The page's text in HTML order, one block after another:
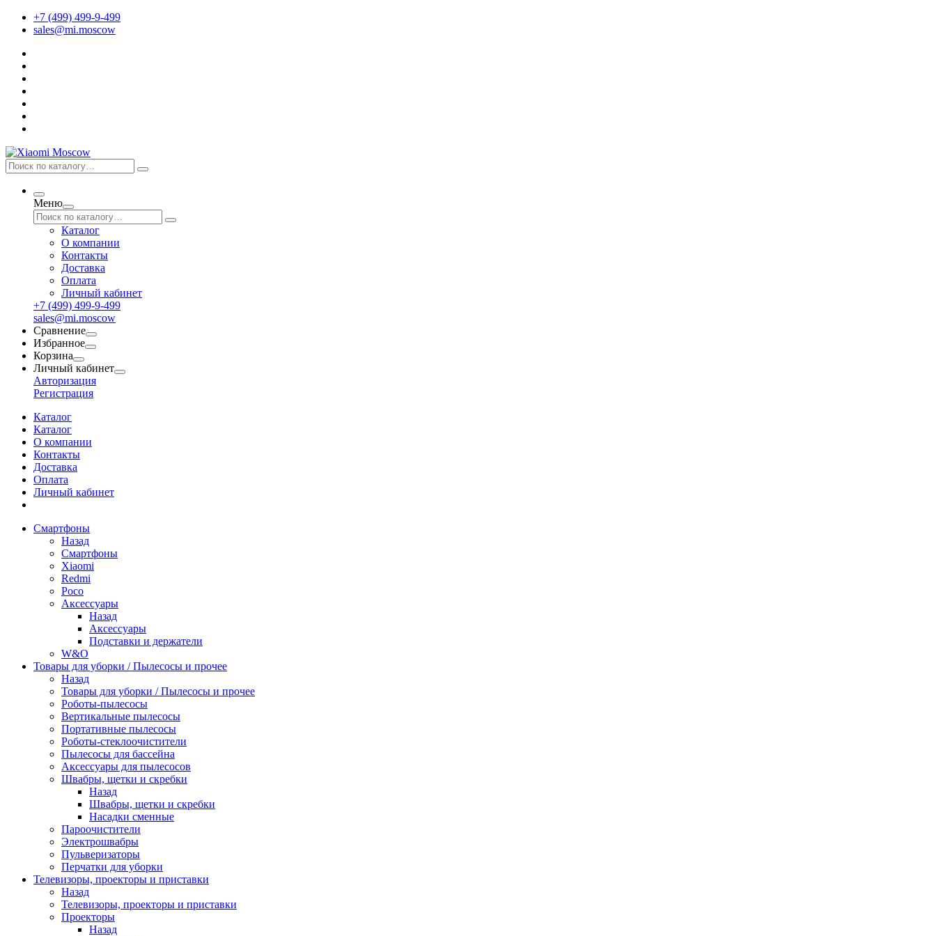
+7 (499) 499-9-499
sales@mi.moscow
Меню
Каталог
О компании
Контакты
Доставка
Оплата
Личный кабинет
+7 (499) 499-9-499
sales@mi.moscow
Сравнение
Избранное
Корзина
Личный кабинет
Авторизация
Регистрация
Каталог
Каталог
О компании
Контакты
Доставка
Оплата
Личный кабинет
Смартфоны
Назад
Смартфоны
Xiaomi
Redmi
Poco
Аксессуары
Назад
Аксессуары
Подставки и держатели
W&O
Товары для уборки / Пылесосы и прочее
Назад
Товары для уборки / Пылесосы и прочее
Роботы-пылесосы
Вертикальные пылесосы
Портативные пылесосы
Роботы-стеклоочистители
Пылесосы для бассейна
Аксессуары для пылесосов
Швабры, щетки и скребки
Назад
Швабры, щетки и скребки
Насадки сменные
Пароочистители
Электрошвабры
Пульверизаторы
Перчатки для уборки
Телевизоры, проекторы и приставки
Назад
Телевизоры, проекторы и приставки
Проекторы
Назад